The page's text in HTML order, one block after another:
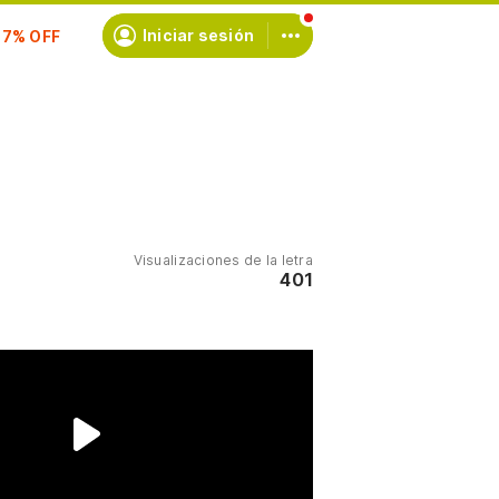
Iniciar sesión
Visualizaciones de la letra
401